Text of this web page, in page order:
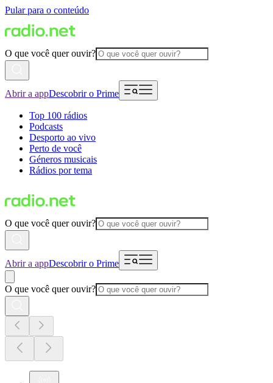
Pular para o conteúdo
O que você quer ouvir?
Abrir a appDescobrir o Prime
Top 100 rádios
Podcasts
Desporto ao vivo
Perto de você
Géneros musicais
Rádios por tema
O que você quer ouvir?
Abrir a appDescobrir o Prime
O que você quer ouvir?